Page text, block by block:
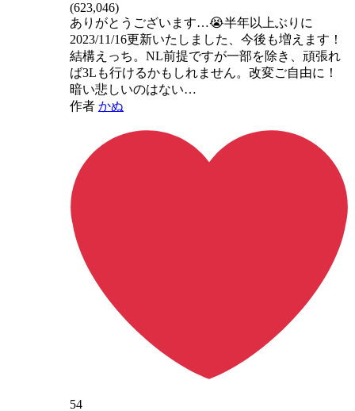
(623,046)
ありがとうございます…😭半年以上ぶりに
2023/11/16更新いたしました、今後も増えます！
結構えっち。NL前提ですが一部を除き、頑張れ
ば3Lも行けるかもしれません。改変ご自由に！
暗い悲しいのはない…
作者 かぬ
54